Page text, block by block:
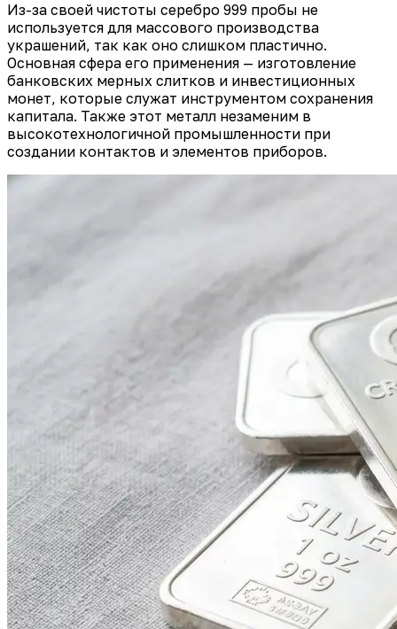
Из-за своей чистоты серебро 999 пробы не
используется для массового производства
украшений, так как оно слишком пластично.
Основная сфера его применения — изготовление
банковских мерных слитков и инвестиционных
монет, которые служат инструментом сохранения
капитала. Также этот металл незаменим в
высокотехнологичной промышленности при
создании контактов и элементов приборов.